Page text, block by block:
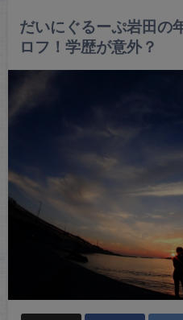
だいにぐるーぷ岩田の
ロフ！学歴が意外？